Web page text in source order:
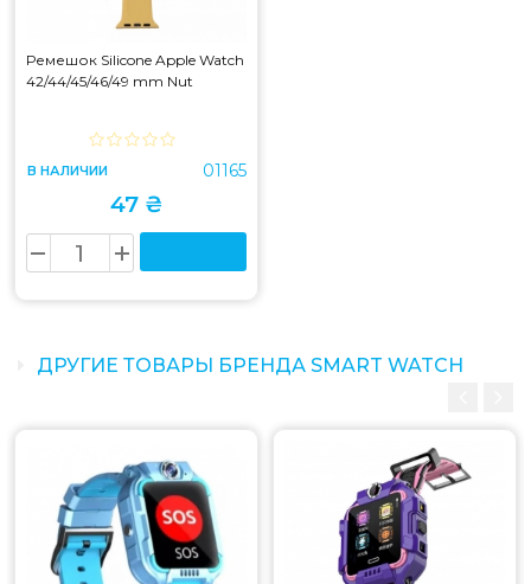
Ремешок Silicone Apple Watch
42/44/45/46/49 mm Nut
В НАЛИЧИИ 01165
47 ₴
ДРУГИЕ ТОВАРЫ БРЕНДА SMART WATCH